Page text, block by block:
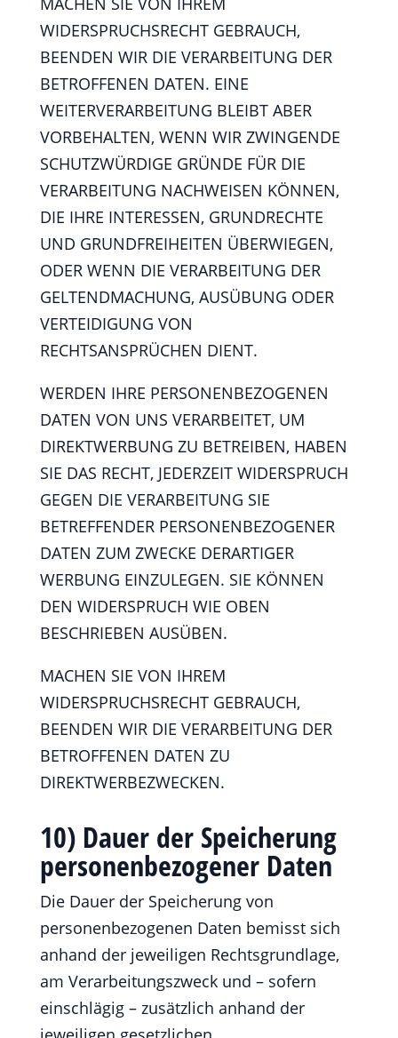
WIDERSPRUCHSRECHT GEBRAUCH,
BEENDEN WIR DIE VERARBEITUNG DER
BETROFFENEN DATEN. EINE
WEITERVERARBEITUNG BLEIBT ABER
VORBEHALTEN, WENN WIR ZWINGENDE
SCHUTZWÜRDIGE GRÜNDE FÜR DIE
VERARBEITUNG NACHWEISEN KÖNNEN,
DIE IHRE INTERESSEN, GRUNDRECHTE
UND GRUNDFREIHEITEN ÜBERWIEGEN,
ODER WENN DIE VERARBEITUNG DER
GELTENDMACHUNG, AUSÜBUNG ODER
VERTEIDIGUNG VON
RECHTSANSPRÜCHEN DIENT.
WERDEN IHRE PERSONENBEZOGENEN
DATEN VON UNS VERARBEITET, UM
DIREKTWERBUNG ZU BETREIBEN, HABEN
SIE DAS RECHT, JEDERZEIT WIDERSPRUCH
GEGEN DIE VERARBEITUNG SIE
BETREFFENDER PERSONENBEZOGENER
DATEN ZUM ZWECKE DERARTIGER
WERBUNG EINZULEGEN. SIE KÖNNEN
DEN WIDERSPRUCH WIE OBEN
BESCHRIEBEN AUSÜBEN.
MACHEN SIE VON IHREM
WIDERSPRUCHSRECHT GEBRAUCH,
BEENDEN WIR DIE VERARBEITUNG DER
BETROFFENEN DATEN ZU
DIREKTWERBEZWECKEN.
10) Dauer der Speicherung
personenbezogener Daten
Die Dauer der Speicherung von
personenbezogenen Daten bemisst sich
anhand der jeweiligen Rechtsgrundlage,
am Verarbeitungszweck und – sofern
einschlägig – zusätzlich anhand der